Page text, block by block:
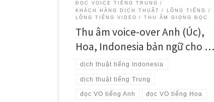
ĐỌC VOICE TIẾNG TRUNG
KHÁCH HÀNG DỊCH THUẬT
LỒNG TIẾNG
LỒNG TIẾNG VIDEO
THU ÂM GIỌNG ĐỌC
Thu âm voice-over Anh (Úc),
Hoa, Indonesia bản ngữ cho …
dịch thuật tiếng Indonesia
dịch thuật tiếng Trung
đọc VO tiếng Anh đọc VO tiếng Hoa